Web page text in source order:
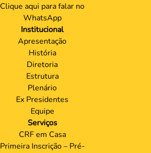
Clique aqui para falar no
WhatsApp
Institucional
Apresentação
História
Diretoria
Estrutura
Plenário
Ex Presidentes
Equipe
Serviços
CRF em Casa
Primeira Inscrição – Pré-